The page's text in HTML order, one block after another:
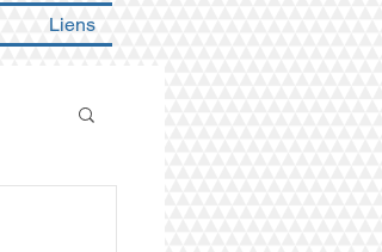
Liens